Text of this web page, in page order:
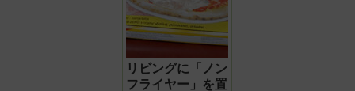
リビングに「ノン
フライヤー」を置